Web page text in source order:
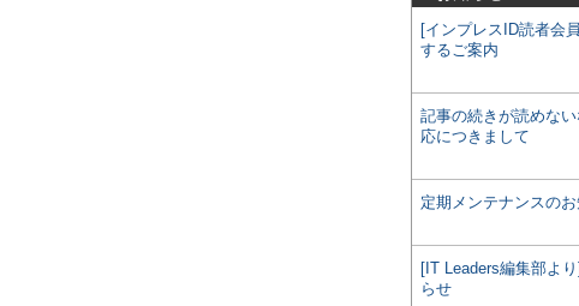
[インプレスID読者会
するご案内
記事の続きが読めな
応につきまして
定期メンテナンスの
[IT Leaders編集部よ
らせ